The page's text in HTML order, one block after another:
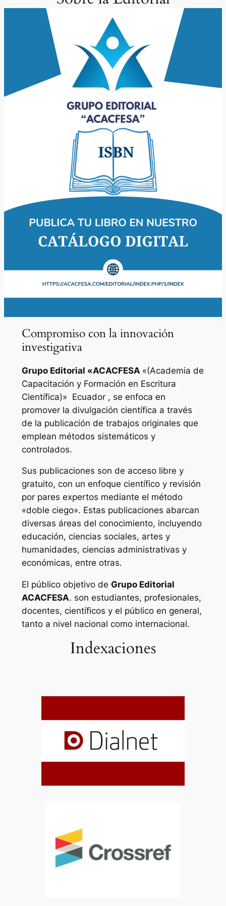
Compromiso con la innovación
investigativa
Grupo Editorial «ACACFESA «(Academia de
Capacitación y Formación en Escritura
Científica)» Ecuador , se enfoca en
promover la divulgación científica a través
de la publicación de trabajos originales que
emplean métodos sistemáticos y
controlados.
Sus publicaciones son de acceso libre y
gratuito, con un enfoque científico y revisión
por pares expertos mediante el método
«doble ciego». Estas publicaciones abarcan
diversas áreas del conocimiento, incluyendo
educación, ciencias sociales, artes y
humanidades, ciencias administrativas y
económicas, entre otras.
El público objetivo de Grupo Editorial
ACACFESA. son estudiantes, profesionales,
docentes, científicos y el público en general,
tanto a nivel nacional como internacional.
Indexaciones